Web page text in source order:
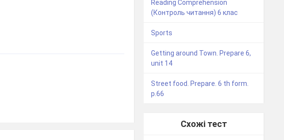
Reading Comprehension
(Контроль читання) 6 клас
Sports
Getting around Town. Prepare 6,
unit 14
Street food. Prepare. 6 th form.
p.66
Схожі тест